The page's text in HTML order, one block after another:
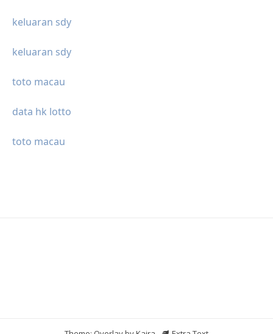
keluaran sdy
keluaran sdy
toto macau
data hk lotto
toto macau